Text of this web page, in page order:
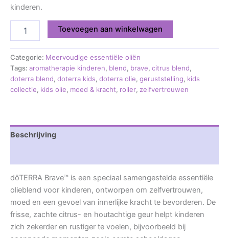
kinderen.
Toevoegen aan winkelwagen
Categorie: Meervoudige essentiële oliën
Tags: aromatherapie kinderen, blend, brave, citrus blend,
doterra blend, doterra kids, doterra olie, geruststelling, kids
collectie, kids olie, moed & kracht, roller, zelfvertrouwen
Beschrijving
dōTERRA Brave™ is een speciaal samengestelde essentiële
olieblend voor kinderen, ontworpen om zelfvertrouwen,
moed en een gevoel van innerlijke kracht te bevorderen. De
frisse, zachte citrus- en houtachtige geur helpt kinderen
zich zekerder en rustiger te voelen, bijvoorbeeld bij